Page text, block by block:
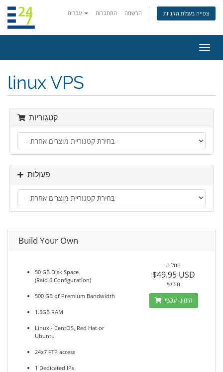
התחברות הרשמה צפייה בעגלת הקניות
ניווט
linux VPS
קטגוריות
פעולות
Build Your Own
50 GB Disk Space
(Raid 6 Configuration)
500 GB of Premium Bandwidth
1.5GB RAM
Linux - CentOS, Red Hat or
Ubuntu
24x7 FTP access
1 Dedicated IPs
החל מ
$49.95 USD
חודשי
הזמינו עכשיו